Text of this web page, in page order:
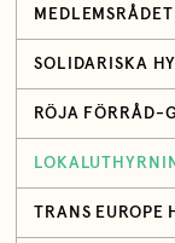
MEDLEMSRÅDET
SOLIDARISKA
RÖJA FÖRRÅD-
TRANS EUROPE